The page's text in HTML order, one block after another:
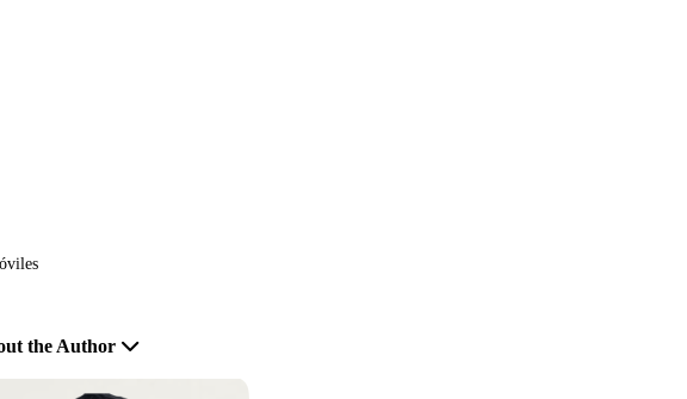
the Author